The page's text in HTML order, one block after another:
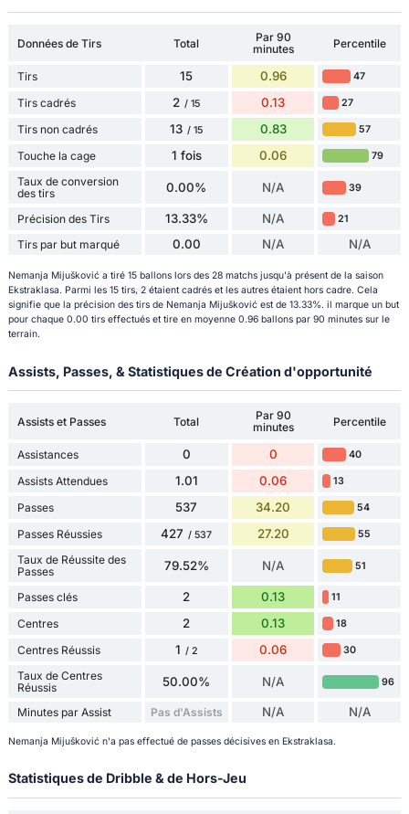
Données de Tirs Total
Par 90
minutes
Percentile
Tirs 15 0.96 47
Tirs cadrés 2 / 15 0.13 27
Tirs non cadrés 13 / 15 0.83 57
Touche la cage 1 fois 0.06 79
Taux de conversion
des tirs
0.00% N/A 39
Précision des Tirs 13.33% N/A 21
Tirs par but marqué 0.00 N/A N/A
Nemanja Mijušković a tiré 15 ballons lors des 28 matchs jusqu'à présent de la saison
Ekstraklasa. Parmi les 15 tirs, 2 étaient cadrés et les autres étaient hors cadre. Cela
signifie que la précision des tirs de Nemanja Mijušković est de 13.33%. il marque un but
pour chaque 0.00 tirs effectués et tire en moyenne 0.96 ballons par 90 minutes sur le
terrain.
Assists, Passes, & Statistiques de Création d'opportunité
Assists et Passes Total
Par 90
minutes
Percentile
Assistances 0 0 40
Assists Attendues 1.01 0.06 13
Passes 537 34.20 54
Passes Réussies 427 / 537 27.20 55
Taux de Réussite des
Passes
79.52% N/A 51
Passes clés 2 0.13 11
Centres 2 0.13 18
Centres Réussis 1 / 2 0.06 30
Taux de Centres
Réussis
50.00% N/A 96
Minutes par Assist Pas d'Assists N/A N/A
Nemanja Mijušković n'a pas effectué de passes décisives en Ekstraklasa.
Statistiques de Dribble & de Hors-Jeu